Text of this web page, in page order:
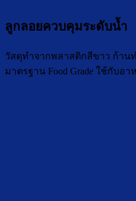
ลูกลอยควบคุมระดับน้ำ
วัสดุทำจากพลาสติกสีขาว ก้าน
มาตรฐาน Food Grade ใช้กับอา